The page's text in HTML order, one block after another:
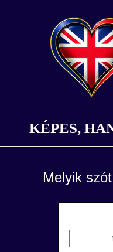
KÉPES,
Melyik